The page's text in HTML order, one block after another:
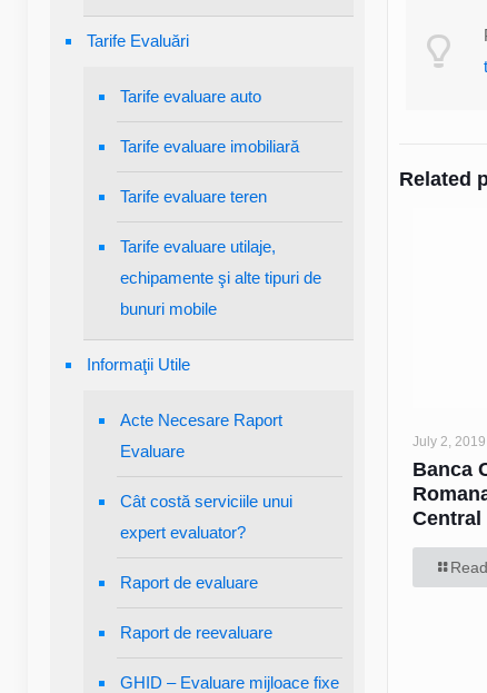
Related
July 2, 2019
Banca
Central
Tarife Evaluări
Tarife evaluare auto
Tarife evaluare imobiliară
Tarife evaluare teren
Tarife evaluare utilaje,
echipamente şi alte tipuri de
bunuri mobile
Informaţii Utile
Acte Necesare Raport
Evaluare
Cât costă serviciile unui
expert evaluator?
Raport de evaluare
Raport de reevaluare
GHID – Evaluare mijloace fixe